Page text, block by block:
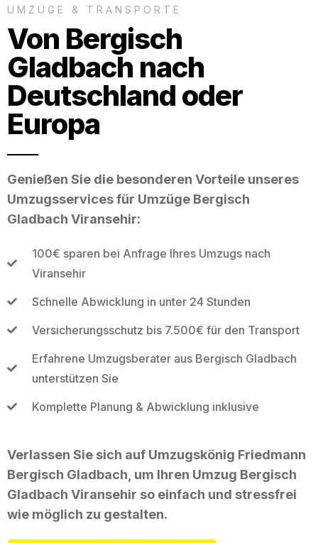
UMZÜGE & TRANSPORTE
Von Bergisch
Gladbach nach
Deutschland oder
Europa
Genießen Sie die besonderen Vorteile unseres
Umzugsservices für Umzüge Bergisch
Gladbach Viransehir:
100€ sparen bei Anfrage Ihres Umzugs nach
Viransehir
Schnelle Abwicklung in unter 24 Stunden
Versicherungsschutz bis 7.500€ für den Transport
Erfahrene Umzugsberater aus Bergisch Gladbach
unterstützen Sie
Komplette Planung & Abwicklung inklusive
Verlassen Sie sich auf Umzugskönig Friedmann
Bergisch Gladbach, um Ihren Umzug Bergisch
Gladbach Viransehir so einfach und stressfrei
wie möglich zu gestalten.